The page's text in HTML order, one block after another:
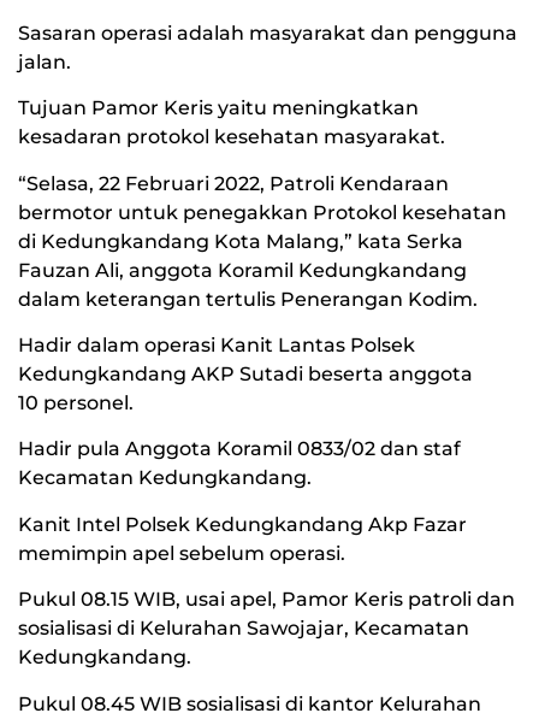
Sasaran operasi adalah masyarakat dan pengguna
jalan.
Tujuan Pamor Keris yaitu meningkatkan
kesadaran protokol kesehatan masyarakat.
“Selasa, 22 Februari 2022, Patroli Kendaraan
bermotor untuk penegakkan Protokol kesehatan
di Kedungkandang Kota Malang,” kata Serka
Fauzan Ali, anggota Koramil Kedungkandang
dalam keterangan tertulis Penerangan Kodim.
Hadir dalam operasi Kanit Lantas Polsek
Kedungkandang AKP Sutadi beserta anggota
10 personel.
Hadir pula Anggota Koramil 0833/02 dan staf
Kecamatan Kedungkandang.
Kanit Intel Polsek Kedungkandang Akp Fazar
memimpin apel sebelum operasi.
Pukul 08.15 WIB, usai apel, Pamor Keris patroli dan
sosialisasi di Kelurahan Sawojajar, Kecamatan
Kedungkandang.
Pukul 08.45 WIB sosialisasi di kantor Kelurahan